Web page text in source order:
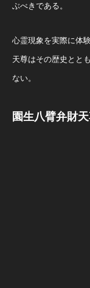
ぶべきである。
心霊現象を実際に体
天尊はその歴史とと
ない。
園生八臂弁財